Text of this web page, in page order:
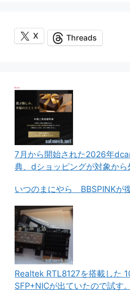
X Threads
7月から開始された2026年
典、dショッピングが対象から
いつのまにやら BBSPINKが
Realtek RTL8127を搭載した
SFP+NICが出ていたので試す。